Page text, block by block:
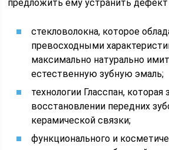
предложить ему устранить
стекловолокна, которое
превосходными
максимально натурально
естественную зубную эмаль;
технологии Гласспан, которая
восстановлении передних
керамической связки;
функционального и